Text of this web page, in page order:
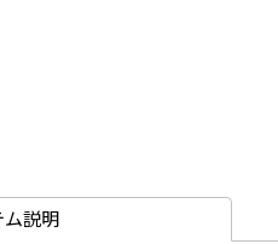
ム説明